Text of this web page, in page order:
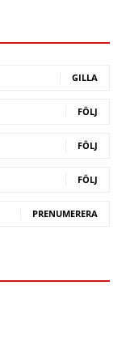
GILLA
FÖLJ
FÖLJ
FÖLJ
PRENUMERERA